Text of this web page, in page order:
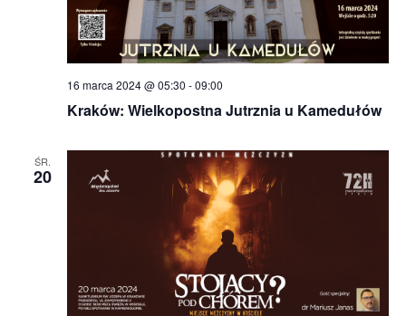
Kraków: Wielkopostna Jutrznia u Kamedułów
16 marca 2024 @ 05:30 -09:00
ŚR.
20